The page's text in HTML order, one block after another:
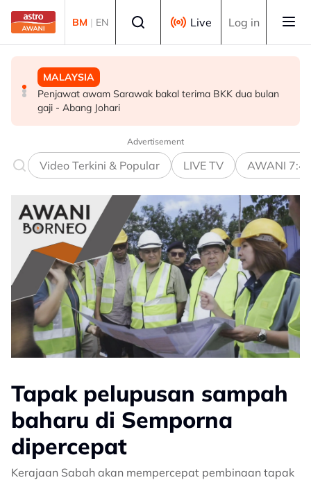
Skip to main content
BM | EN Live Log in
MALAYSIA
Penjawat awam Sarawak bakal terima BKK dua bulan
gaji - Abang Johari
MALAYSIA
Kerajaan pastikan syor, dapatan RCI Tabung Haji
disiasat tuntas tanpa kompromi - PM Anwar
POLITIK
'Pihak ketiga' jangan ganggu usaha persefahaman parti
Melayu - Asyraf Wajdi
Advertisement
Video Terkini & Popular LIVE TV AWANI
Tapak pelupusan sampah
baharu di Semporna
dipercepat
Kerajaan Sabah akan mempercepat pembinaan tapak